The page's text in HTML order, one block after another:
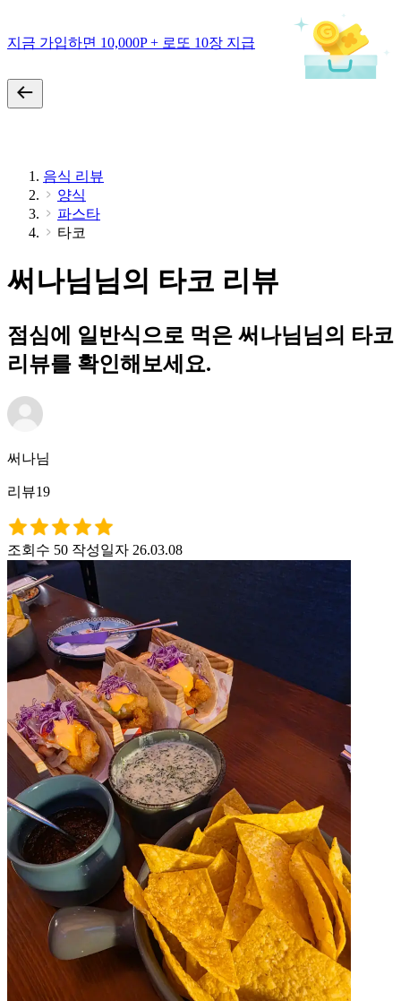
지금 가입하면 10,000P + 로또 10장 지급
음식 리뷰
양식
파스타
타코
써나님님의 타코 리뷰
점심에 일반식으로 먹은 써나님님의 타코
리뷰를 확인해보세요.
써나님
리뷰19
조회수 50 작성일자 26.03.08